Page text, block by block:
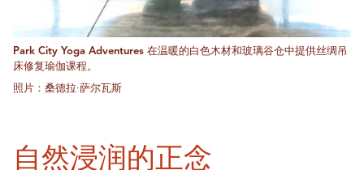
Park City Yoga Adventures 在温暖的白色木材和玻璃谷仓中提供丝绸吊
床修复瑜伽课程。
照片：桑德拉·萨尔瓦斯
自然浸润的正念